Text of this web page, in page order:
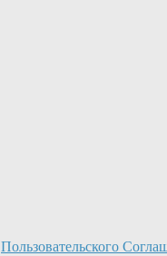
Пользовательского